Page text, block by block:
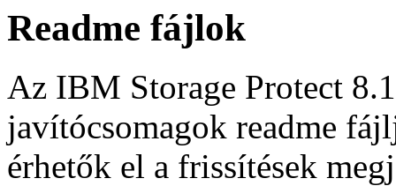
Readme fájlok
Az IBM Storage Protect
javítócsomagok readme
érhetők el a frissítések